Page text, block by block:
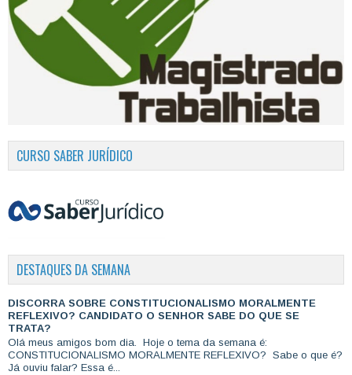
CURSO SABER JURÍDICO
DESTAQUES DA SEMANA
DISCORRA SOBRE CONSTITUCIONALISMO MORALMENTE
REFLEXIVO? CANDIDATO O SENHOR SABE DO QUE SE
TRATA?
Olá meus amigos bom dia. Hoje o tema da semana é:
CONSTITUCIONALISMO MORALMENTE REFLEXIVO? Sabe o que é?
Já ouviu falar? Essa é...